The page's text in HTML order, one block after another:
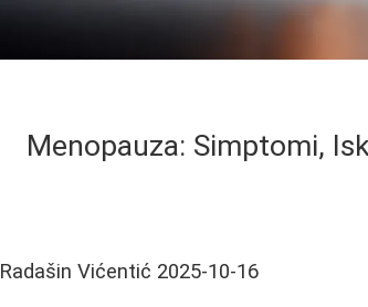
Menopauza: Simptomi,
Radašin Vićentić 2025-10-16